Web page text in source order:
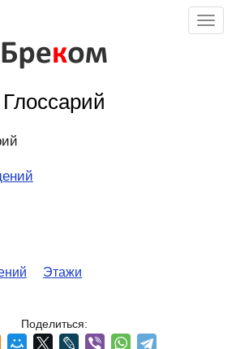
Бреком
Глоссарий
Этажи
Поделиться: